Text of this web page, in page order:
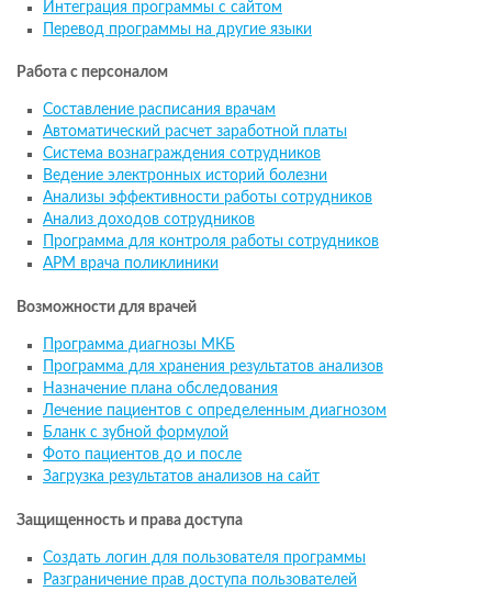
Интеграция программы с сайтом
Перевод программы на другие языки
Работа с персоналом
Составление расписания врачам
Автоматический расчет заработной платы
Система вознаграждения сотрудников
Ведение электронных историй болезни
Анализы эффективности работы сотрудников
Анализ доходов сотрудников
Программа для контроля работы сотрудников
АРМ врача поликлиники
Возможности для врачей
Программа диагнозы МКБ
Программа для хранения результатов анализов
Назначение плана обследования
Лечение пациентов с определенным диагнозом
Бланк с зубной формулой
Фото пациентов до и после
Загрузка результатов анализов на сайт
Защищенность и права доступа
Создать логин для пользователя программы
Разграничение прав доступа пользователей